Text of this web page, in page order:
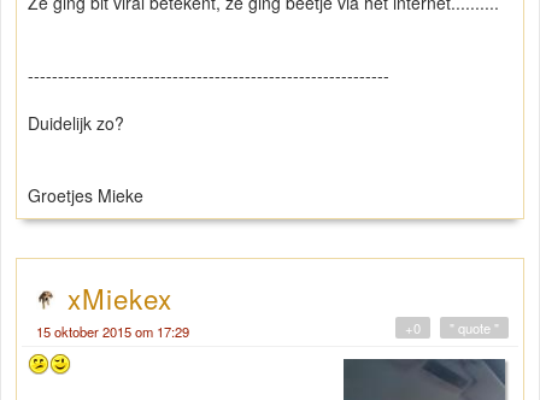
------------------------------------------------------------
Duidelijk zo?
Groetjes Mieke
xMiekex
15 oktober 2015 om 17:29 " quote "
+0